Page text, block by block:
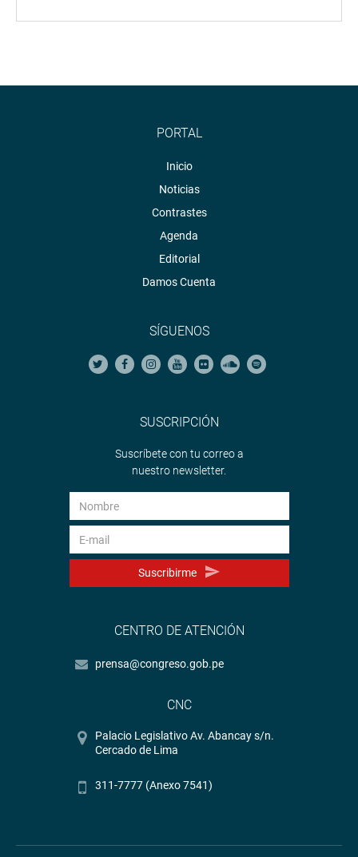
PORTAL
Inicio
Noticias
Contrastes
Agenda
Editorial
Damos Cuenta
SÍGUENOS
SUSCRIPCIÓN
Suscríbete con tu correo a
nuestro newsletter.
Suscribirme
CENTRO DE ATENCIÓN
prensa@congreso.gob.pe
CNC
Palacio Legislativo Av. Abancay s/n.
Cercado de Lima
311-7777 (Anexo 7541)